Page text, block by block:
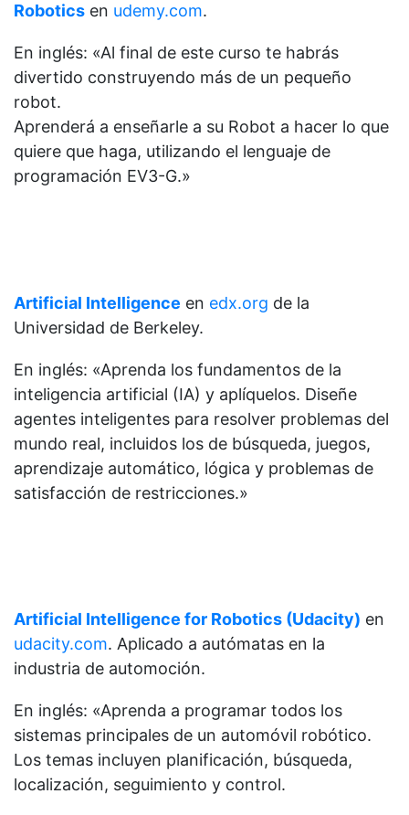
Robotics en udemy.com.
En inglés: «Al final de este curso te habrás
divertido construyendo más de un pequeño
robot.
Aprenderá a enseñarle a su Robot a hacer lo que
quiere que haga, utilizando el lenguaje de
programación EV3-G.»
Artificial Intelligence en edx.org de la
Universidad de Berkeley.
En inglés: «Aprenda los fundamentos de la
inteligencia artificial (IA) y aplíquelos. Diseñe
agentes inteligentes para resolver problemas del
mundo real, incluidos los de búsqueda, juegos,
aprendizaje automático, lógica y problemas de
satisfacción de restricciones.»
Artificial Intelligence for Robotics (Udacity) en
udacity.com. Aplicado a autómatas en la
industria de automoción.
En inglés: «Aprenda a programar todos los
sistemas principales de un automóvil robótico.
Los temas incluyen planificación, búsqueda,
localización, seguimiento y control.